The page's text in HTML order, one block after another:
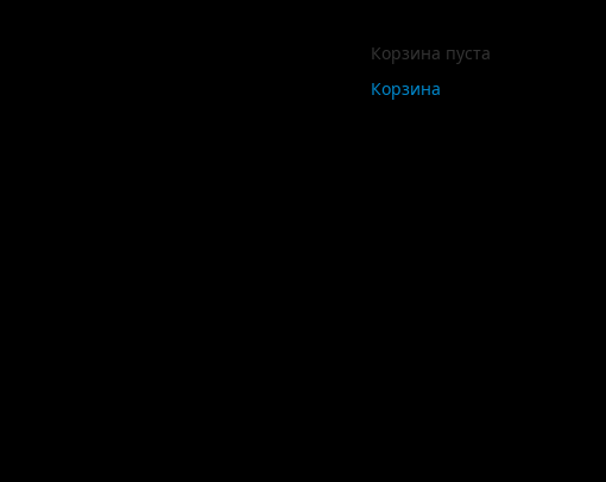
Корзина пуста
Корзина